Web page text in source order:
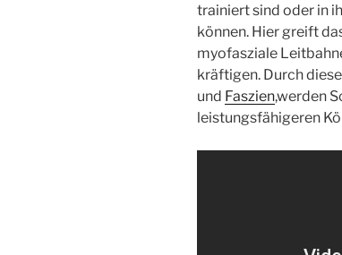
trainiert sind oder in
können. Hier greift
myofasziale
kräftigen. Durch
und Faszien,werden
leistungsfähigeren